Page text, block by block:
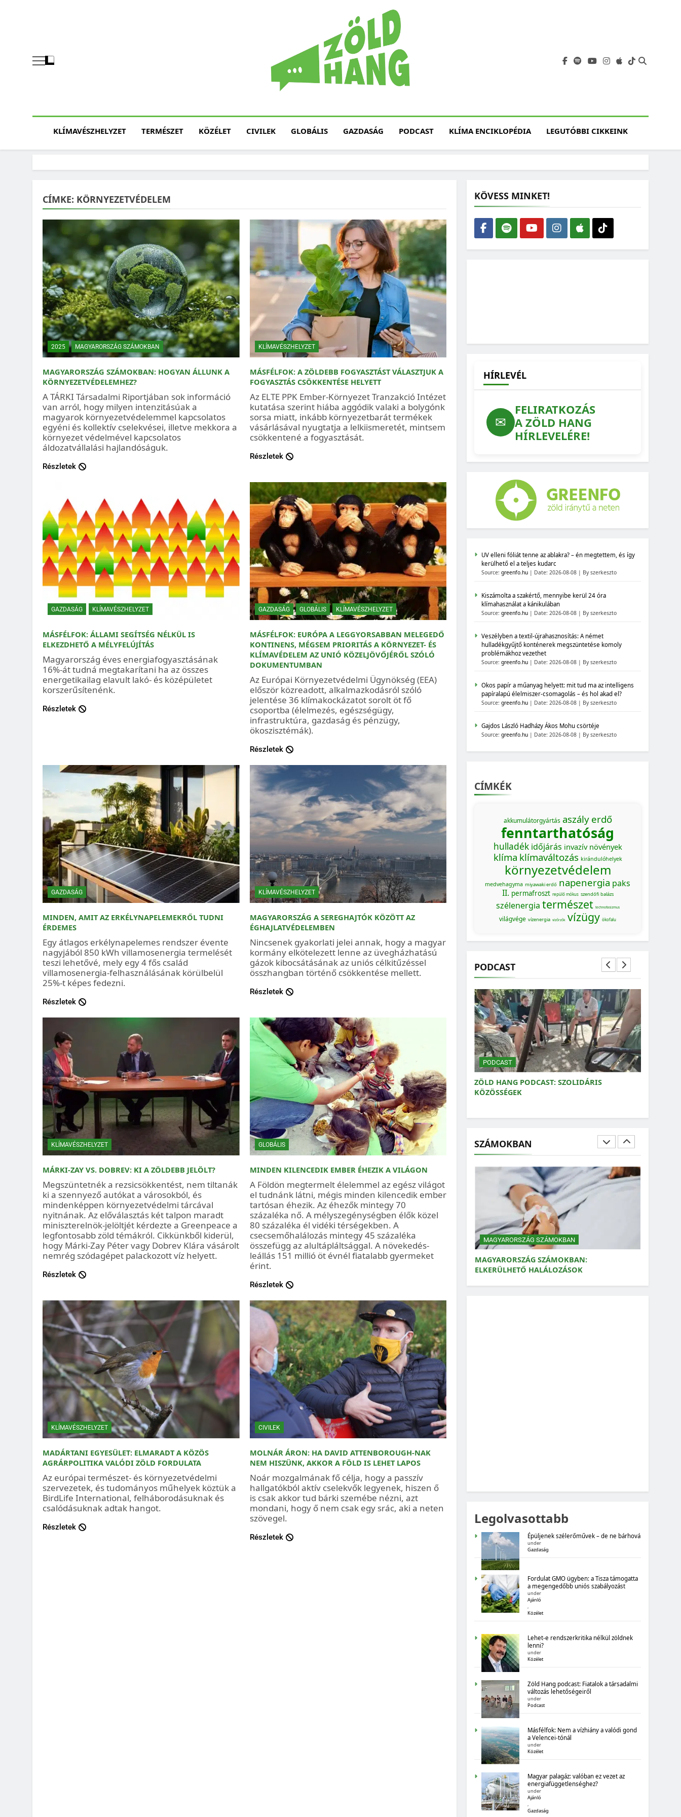
Fenntarthatóság, Jövő
KLÍMAVÉSZHELYZET TERMÉSZET KÖZÉLET CIVILEK GLOBÁLIS GAZDASÁG PODCAST KLÍMA ENCIKLOPÉDIA LEGUTÓBBI CIKKEINK
CÍMKE: KÖRNYEZETVÉDELEM
2025 MAGYARORSZÁG SZÁMOKBAN
MAGYARORSZÁG SZÁMOKBAN: HOGYAN ÁLLUNK A
KÖRNYEZETVÉDELEMHEZ?
A TÁRKI Társadalmi Riportjában sok információ
van arról, hogy milyen intenzitásúak a
magyarok környezetvédelemmel kapcsolatos
egyéni és kollektív cselekvései, illetve mekkora a
környezet védelmével kapcsolatos
áldozatvállalási hajlandóságuk.
Részletek
KLÍMAVÉSZHELYZET
MÁSFÉLFOK: A ZÖLDEBB FOGYASZTÁST VÁLASZTJUK A
FOGYASZTÁS CSÖKKENTÉSE HELYETT
Az ELTE PPK Ember-Környezet Tranzakció Intézet
kutatása szerint hiába aggódik valaki a bolygónk
sorsa miatt, inkább környezetbarát termékek
vásárlásával nyugtatja a lelkiismeretét, mintsem
csökkentené a fogyasztását.
Részletek
GAZDASÁG KLÍMAVÉSZHELYZET
MÁSFÉLFOK: ÁLLAMI SEGÍTSÉG NÉLKÜL IS
ELKEZDHETŐ A MÉLYFELÚJÍTÁS
Magyarország éves energiafogyasztásának
16%-át tudná megtakarítani ha az összes
energetikailag elavult lakó- és középületet
korszerűsítenénk.
Részletek
GAZDASÁG GLOBÁLIS KLÍMAVÉSZHELYZET
MÁSFÉLFOK: EURÓPA A LEGGYORSABBAN MELEGEDŐ
KONTINENS, MÉGSEM PRIORITÁS A KÖRNYEZET- ÉS
KLÍMAVÉDELEM AZ UNIÓ KÖZELJÖVŐJÉRŐL SZÓLÓ
DOKUMENTUMBAN
Az Európai Környezetvédelmi Ügynökség (EEA)
először közreadott, alkalmazkodásról szóló
jelentése 36 klímakockázatot sorolt öt fő
csoportba (élelmezés, egészségügy,
infrastruktúra, gazdaság és pénzügy,
ökoszisztémák).
Részletek
GAZDASÁG
MINDEN, AMIT AZ ERKÉLYNAPELEMEKRŐL TUDNI
ÉRDEMES
Egy átlagos erkélynapelemes rendszer évente
nagyjából 850 kWh villamosenergia termelését
teszi lehetővé, mely egy 4 fős család
villamosenergia-felhasználásának körülbelül
25%-t képes fedezni.
Részletek
KLÍMAVÉSZHELYZET
MAGYARORSZÁG A SEREGHAJTÓK KÖZÖTT AZ
ÉGHAJLATVÉDELEMBEN
Nincsenek gyakorlati jelei annak, hogy a magyar
kormány elkötelezett lenne az üvegházhatású
gázok kibocsátásának az uniós célkitűzéssel
összhangban történő csökkentése mellett.
Részletek
KLÍMAVÉSZHELYZET
MÁRKI-ZAY VS. DOBREV: KI A ZÖLDEBB JELÖLT?
Megszüntetnék a rezsicsökkentést, nem tiltanák
ki a szennyező autókat a városokból, és
mindenképpen környezetvédelmi tárcával
nyitnának. Az előválasztás két talpon maradt
miniszterelnök-jelöltjét kérdezte a Greenpeace a
legfontosabb zöld témákról. Cikkünkből kiderül,
hogy Márki-Zay Péter vagy Dobrev Klára vásárolt
nemrég szódagépet palackozott víz helyett.
Részletek
GLOBÁLIS
MINDEN KILENCEDIK EMBER ÉHEZIK A VILÁGON
A Földön megtermelt élelemmel az egész világot
el tudnánk látni, mégis minden kilencedik ember
tartósan éhezik. Az éhezők mintegy 70
százaléka nő. A mélyszegénységben élők közel
80 százaléka él vidéki térségekben. A
csecsemőhalálozás mintegy 45 százaléka
összefügg az alultápláltsággal. A növekedés-
leállás 151 millió öt évnél fiatalabb gyermeket
érint.
Részletek
KLÍMAVÉSZHELYZET
MADÁRTANI EGYESÜLET: ELMARADT A KÖZÖS
AGRÁRPOLITIKA VALÓDI ZÖLD FORDULATA
Az európai természet- és környezetvédelmi
szervezetek, és tudományos műhelyek köztük a
BirdLife International, felháborodásuknak és
csalódásuknak adtak hangot.
Részletek
CIVILEK
MOLNÁR ÁRON: HA DAVID ATTENBOROUGH-NAK
NEM HISZÜNK, AKKOR A FÖLD IS LEHET LAPOS
Noár mozgalmának fő célja, hogy a passzív
hallgatókból aktív cselekvők legyenek, hiszen ő
is csak akkor tud bárki szemébe nézni, azt
mondani, hogy ő nem csak egy srác, aki a neten
szövegel.
Részletek
KÖVESS MINKET!
HÍRLEVÉL
✉
FELIRATKOZÁS
A ZÖLD HANG
HÍRLEVELÉRE!
UV elleni fóliát tenne az ablakra? – én megtettem, és így
kerülhető el a teljes kudarc
Source:greenfo.hu Date: 2026-08-08 By szerkeszto
Kiszámolta a szakértő, mennyibe kerül 24 óra
klímahasználat a kánikulában
Source:greenfo.hu Date: 2026-08-08 By szerkeszto
Veszélyben a textil-újrahasznosítás: A német
hulladékgyűjtő konténerek megszüntetése komoly
problémákhoz vezethet
Source:greenfo.hu Date: 2026-08-08 By szerkeszto
Okos papír a műanyag helyett: mit tud ma az intelligens
papíralapú élelmiszer-csomagolás – és hol akad el?
Source:greenfo.hu Date: 2026-08-08 By szerkeszto
Gajdos László Hadházy Ákos Mohu csörtéje
Source:greenfo.hu Date: 2026-08-08 By szerkeszto
CÍMKÉK
akkumulátorgyártás aszály erdő
fenntarthatóság
hulladék időjárás invazív növények
klíma klímaváltozás kirándulóhelyek
környezetvédelem
medvehagyma miyawaki erdő napenergia paks
II. permafroszt repülő mókus szendőfi balázs
szélenergia természet technofasizmus
világvége vízenergia vízőrzők vízügy ökofalu
PODCAST
PODCAST
KELLENEK-E FELHŐKARCOLÓK BUDAPESTRE?
PODCAST
ZÖLD HANG PODCAST: FIATALOK A
TÁRSADALMI VÁLTOZÁS LEHETŐSÉGEIRŐL
PODCAST
ZÖLD HANG PODCAST: SZOLIDÁRIS
KÖZÖSSÉGEK
PODCAST
ZÖLD HANG PODCAST: A ZÖLDEK ÉS A
SZÁMOKBAN
MAGYARORSZÁG SZÁMOKBAN
MAGYARORSZÁG SZÁMOKBAN: A NŐK
SZEREPVÁLLALÁSA A KÖZÉLETBEN
MAGYARORSZÁG SZÁMOKBAN: FOGYASZTÁSI
LÁBNYOM
MAGYARORSZÁG SZÁMOKBAN
MAGYARORSZÁG SZÁMOKBAN:
ELKERÜLHETŐ HALÁLOZÁSOK
BIZALOM, GAZDASÁGI VÁRAKOZÁSOK
MAGYARORSZÁG SZÁMOKBAN
MAGYARORSZÁG SZÁMOKBAN:
ÁLLAMADÓSSÁG
MAGYARORSZÁG SZÁMOKBAN
MAGYARORSZÁG SZÁMOKBAN:
BIOGAZDÁLKODÁS
MAGYARORSZÁG SZÁMOKBAN
Legolvasottabb
Épüljenek szélerőművek – de ne bárhová
under
Gazdaság
Fordulat GMO ügyben: a Tisza támogatta
a megengedőbb uniós szabályozást
under
Ajánló
Közélet
Lehet-e rendszerkritika nélkül zöldnek
lenni?
under
Közélet
Zöld Hang podcast: Fiatalok a társadalmi
változás lehetőségeiről
under
Podcast
Másfélfok: Nem a vízhiány a valódi gond
a Velencei-tónál
under
Közélet
Magyar palagáz: valóban ez vezet az
energiafüggetlenséghez?
under
Ajánló
Gazdaság